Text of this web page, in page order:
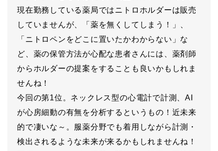
現在勤務している薬局ではニトロホルダーは販売
していませんが、「薬を無くしてしまう！」、
「ニトロペンをどこに置いたかわからない」な
ど、薬の保管方法が心配な患者さんには、薬剤師
からホルダーの提案をすることも良いかもしれま
せんね！
今回の第1位。ネックレス型の心電計で計測、AI
が心房細動の有無を分析するというもの！近未来
的で凄いな～。服薬分野でも着用しながら計測・
検出されるような未来が来るかもしれませんね！